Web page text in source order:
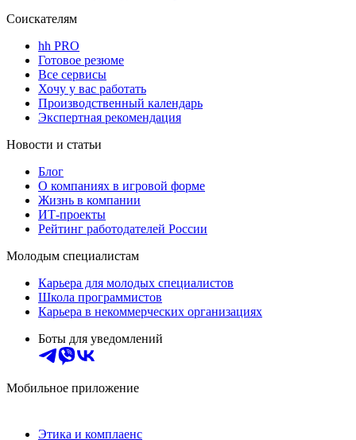
Соискателям
hh PRO
Готовое резюме
Все сервисы
Хочу у вас работать
Производственный календарь
Экспертная рекомендация
Новости и статьи
Блог
О компаниях в игровой форме
Жизнь в компании
ИТ-проекты
Рейтинг работодателей России
Молодым специалистам
Карьера для молодых специалистов
Школа программистов
Карьера в некоммерческих организациях
Боты для уведомлений
Мобильное приложение
Этика и комплаенс